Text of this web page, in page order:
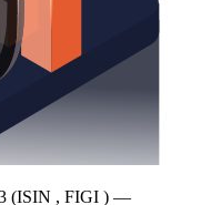
3 (ISIN , FIGI ) —